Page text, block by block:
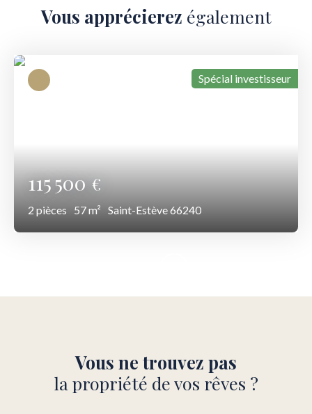
Vous apprécierez également
115 500€
2 pièces 57m² Saint-Estève 66240
Spécial investisseur
Vous ne trouvez pas
la propriété de vos rêves ?